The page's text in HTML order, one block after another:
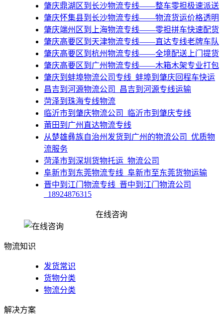
肇庆鼎湖区到长沙物流专线——整车零担极速派送
肇庆怀集县到长沙物流专线——物流货运价格透明
肇庆端州区到上海物流专线——零担拼车快速配货
肇庆高要区到天津物流专线——直达专线老牌车队
肇庆高要区到杭州物流专线——全境配送上门提货
肇庆高要区到广州物流专线——木箱木架专业打包
​肇庆到蚌埠物流公司专线_蚌埠到肇庆回程车快运
昌吉到河源物流公司_昌吉到河源专线运输
菏泽到珠海专线物流
​临沂市到肇庆物流公司_临沂市到肇庆专线
莆田到广州直达物流专线
​从楚雄彝族自治州发货到广州的物流公司_优质物
流服务
菏泽市到深圳货物托运_物流公司
​阜新市到东莞物流专线_阜新市至东莞货物运输
​晋中到江门物流专线_晋中到江门物流公司
_18924876315
佛山到昭通物流公司_货运公司_昭通专线
在线咨询
物流知识
发货常识
货物分类
物流分类
解决方案